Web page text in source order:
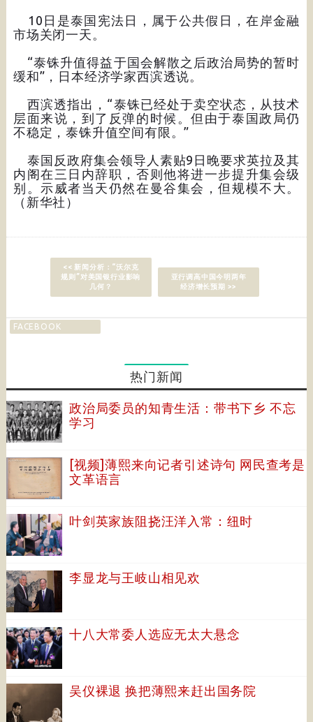
10日是泰国宪法日，属于公共假日，在岸金融
市场关闭一天。
“泰铢升值得益于国会解散之后政治局势的暂时
缓和”，日本经济学家西滨透说。
西滨透指出，“泰铢已经处于卖空状态，从技术
层面来说，到了反弹的时候。但由于泰国政局仍
不稳定，泰铢升值空间有限。”
泰国反政府集会领导人素贴9日晚要求英拉及其
内阁在三日内辞职，否则他将进一步提升集会级
别。示威者当天仍然在曼谷集会，但规模不大。
（新华社）
<< 新闻分析：“沃尔克
规则”对美国银行业影响
几何？
亚行调高中国今明两年
经济增长预期 >>
FACEBOOK
热门新闻
政治局委员的知青生活：带书下乡 不忘
学习
[视频]薄熙来向记者引述诗句 网民查考是
文革语言
叶剑英家族阻挠汪洋入常：纽时
李显龙与王岐山相见欢
十八大常委人选应无太大悬念
吴仪裸退 换把薄熙来赶出国务院